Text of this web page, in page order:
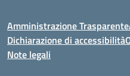
Amministrazione Trasparente
Dichiarazione di accessibilità
Note legali